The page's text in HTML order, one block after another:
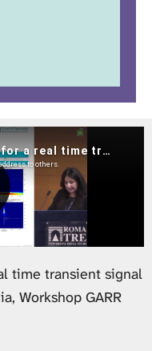
time transient signal
Workshop GARR